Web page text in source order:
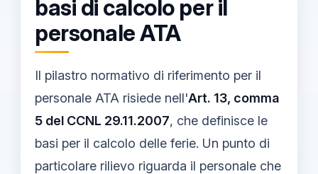
basi di calcolo per il
personale ATA
Il pilastro normativo di riferimento per il
personale ATA risiede nell'Art. 13, comma
5 del CCNL 29.11.2007, che definisce le
basi per il calcolo delle ferie. Un punto di
particolare rilievo riguarda il personale che